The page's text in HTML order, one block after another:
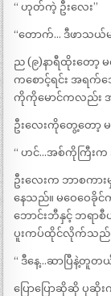
“ ဟုတ်ကဲ့ ဦးလေး”
“တောက်… ဒီဖာသယ်
ည (၉)နာရီထိုးတော့
ကစောင့်ရင်း အရက်
ကိုကိုမောင်ကလည်း အ
ဦးလေးကိုတွေ့တော့
“ ဟင်…အစ်ကိုကြီးက
ဦးလေးက ဘာစကာ
နေသည်။ မဝေဝေခို
ဘောင်းဘီနှင့် ဘရာစီ
ပူးကပ်ထိုင်လိုက်သည်
“ ဒီနေ့…ဆာပြီနဲ့တူ
ပြောပြောဆိုဆို ပု